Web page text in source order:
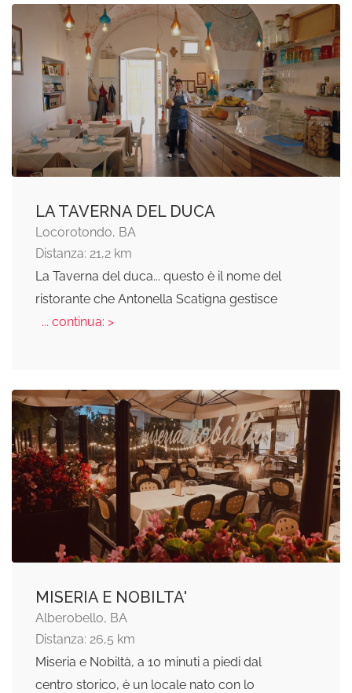
LA TAVERNA DEL DUCA
Locorotondo, BA
Distanza: 21,2 km
La Taverna del duca... questo è il nome del
ristorante che Antonella Scatigna gestisce
... continua: >
MISERIA E NOBILTA'
Alberobello, BA
Distanza: 26,5 km
Miseria e Nobiltà, a 10 minuti a piedi dal
centro storico, è un locale nato con lo